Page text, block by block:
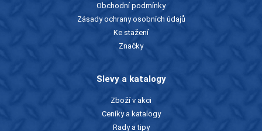
Obchodní podmínky
Zásady ochrany osobních údajů
Ke stažení
Značky
Slevy a katalogy
Zboží v akci
Ceníky a katalogy
Rady a tipy